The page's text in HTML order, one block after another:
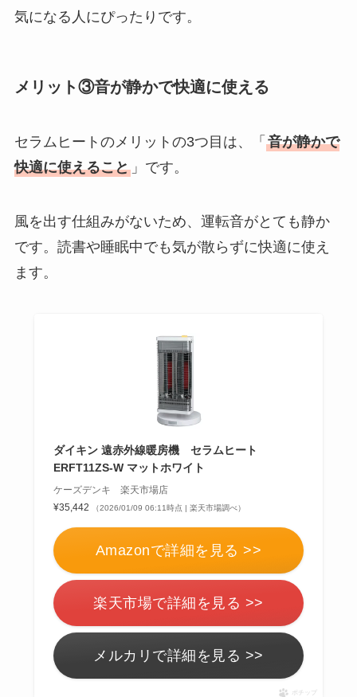
気になる人にぴったりです。
メリット③音が静かで快適に使える
セラムヒートのメリットの3つ目は、「 音が静かで
快適に使えること」です。
風を出す仕組みがないため、運転音がとても静か
です。読書や睡眠中でも気が散らずに快適に使え
ます。
ダイキン 遠赤外線暖房機 セラムヒート
ERFT11ZS-W マットホワイト
ケーズデンキ 楽天市場店
¥35,442
（2026/01/09 06:11時点 | 楽天市場調べ）
Amazonで詳細を見る >>
楽天市場で詳細を見る >>
メルカリで詳細を見る >>
ポチップ